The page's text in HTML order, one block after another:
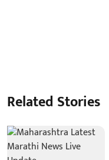
Related Stories